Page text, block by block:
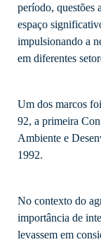
período, questões
espaço
impulsionando a
em diferentes
Um dos marcos
92, a primeira
Ambiente e
1992.
No contexto do
importância de
levassem em